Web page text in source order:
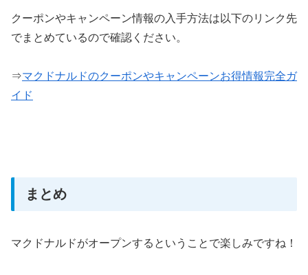
クーポンやキャンペーン情報の入手方法は以下のリンク先
でまとめているので確認ください。
⇒マクドナルドのクーポンやキャンペーンお得情報完全ガ
イド
まとめ
マクドナルドがオープンするということで楽しみですね！